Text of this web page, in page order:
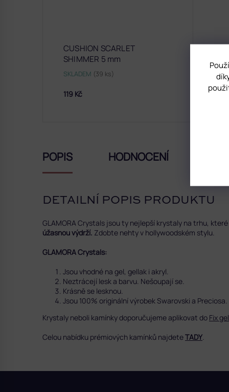
CUSHION SCARLET
SHIMMER 5 mm
SKLADEM (39 ks)
119 Kč
POPIS HODNOCENÍ
DETAILNÍ POPIS PRODUKTU
GLAMORA Crystals jsou ty nejlepší krystaly na trhu,
úžasnou výdrží. Zdobte nehty v hollywoodském stylu.
GLAMORA Crystals:
Jsou vhodné na gel, gellak i akryl.
Neztrácejí lesk a barvu. Nešoupají se.
Krásně se lesknou.
Jsou 100% originální výrobek Swarovski a
Krystaly neboli kamínky doporučujeme aplikovat do Fix
Celou nabídku prémiových kamínků najdeteTADY.